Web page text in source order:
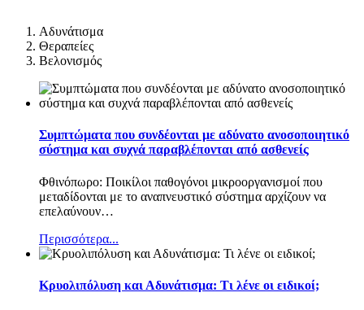
Αδυνάτισμα
Θεραπείες
Βελονισμός
Συμπτώματα που συνδέονται με αδύνατο ανοσοποιητικό
σύστημα και συχνά παραβλέπονται από ασθενείς
Φθινόπωρο: Ποικίλοι παθογόνοι μικροοργανισμοί που
μεταδίδονται με το αναπνευστικό σύστημα αρχίζουν να
επελαύνουν…
Περισσότερα...
Κρυολιπόλυση και Αδυνάτισμα: Τι λένε οι ειδικοί;